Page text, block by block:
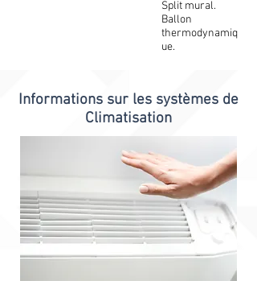
Informations sur les systèmes de
Climatisation
Split mural.
Ballon
thermodynamiq
ue.